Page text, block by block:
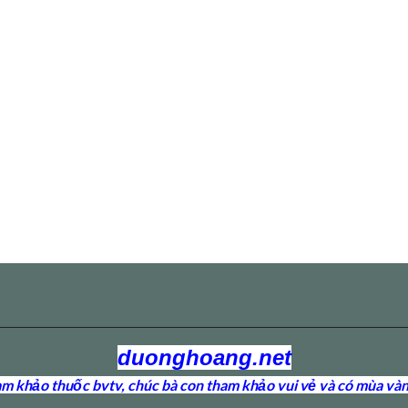
duonghoang.net
khảo thuốc bvtv, chúc bà con tham khảo vui vẻ và có mùa